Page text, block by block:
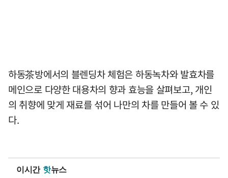
하동茶방에서의 블렌딩차 체험은 하동녹차와 발효차를
메인으로 다양한 대용차의 향과 효능을 살펴보고, 개인
의 취향에 맞게 재료를 섞어 나만의 차를 만들어 볼 수 있
다.
이시간 핫뉴스